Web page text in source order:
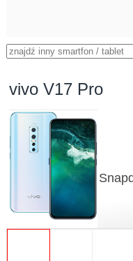
vivo V17 Pro